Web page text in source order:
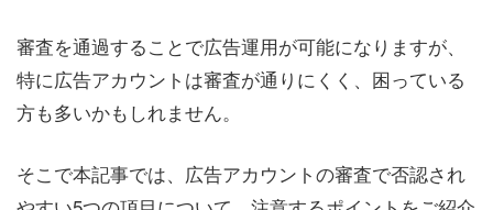
審査を通過することで広告運用が可能になりますが、
特に広告アカウントは審査が通りにくく、困っている
方も多いかもしれません。
そこで本記事では、広告アカウントの審査で否認され